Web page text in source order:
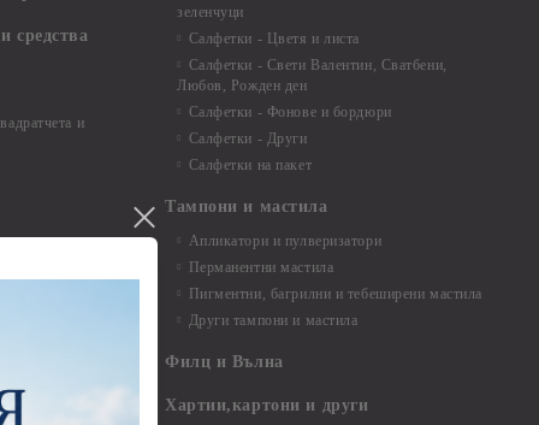
средства
и
зеленчуци
Салфетки - Цветя и листа
Салфетки - Свети Валентин, Сватбени,
Любов, Рожден ден
Салфетки - Фонове и бордюри
Салфетки - Други
Салфетки на пакет
Тампони и мастила
Апликатори и пулверизатори
Перманентни мастила
Пигментни, багрилни и тебеширени мастила
Други тампони и мастила
Филц и Вълна
Хартии,картони и други